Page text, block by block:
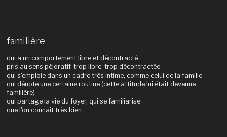
familière
qui a un comportement libre et décontracté
pris au sens péjoratif, trop libre, trop décontractée
qui s'emploie dans un cadre très intime, comme celui de la famille
qui dénote une certaine routine (cette attitude lui était devenue
familière)
qui partage la vie du foyer, qui se familiarise
que l'on connaît très bien